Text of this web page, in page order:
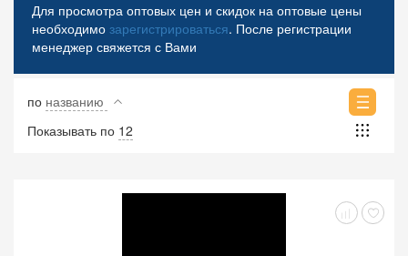
Для просмотра оптовых цен и скидок на оптовые цены
необходимо зарегистрироваться. После регистрации
менеджер свяжется с Вами
по названию
Показывать по 12